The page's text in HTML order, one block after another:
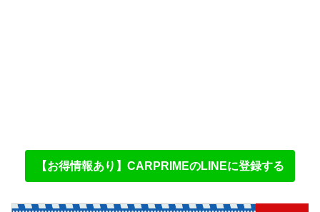
【お得情報あり】CARPRIMEのLINEに登録する